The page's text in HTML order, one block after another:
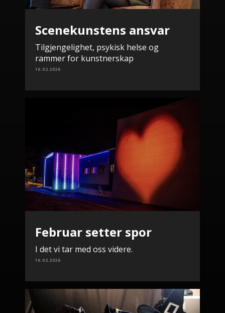
Scenekunstens ansvar
Tilgjengelighet, psykisk helse og
rammer for kunstnerskap
16.02.2026
Februar setter spor
I det vi tar med oss videre.
16.02.2026